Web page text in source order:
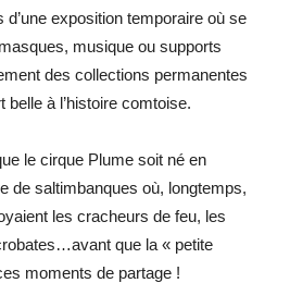
exposition temporaire où se
musique ou supports
des collections permanentes
belle à l’histoire comtoise.
le cirque Plume soit né en
de saltimbanques où, longtemps,
les cracheurs de feu, les
que la « petite
moments de partage !